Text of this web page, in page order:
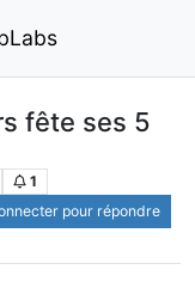
fête ses 5
1
pour répondre